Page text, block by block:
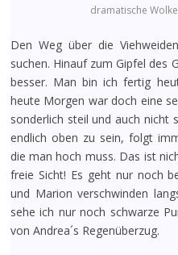
dramatische
Den Weg über die
suchen. Hinauf zum Gipfel des
besser. Man bin ich fertig
heute Morgen war doch eine
sonderlich steil und auch nicht
endlich oben zu sein, folgt
die man hoch muss. Das ist
freie Sicht! Es geht nur noch
und Marion verschwinden
sehe ich nur noch schwarze
von Andrea´s Regenüberzug.